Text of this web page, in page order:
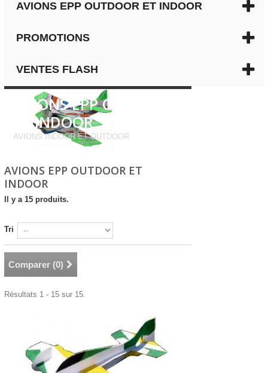
AVIONS EPP OUTDOOR ET INDOOR
PROMOTIONS
VENTES FLASH
AVIONS EPP OUTDOOR
ET INDOOR
AVIONS INDOOR ET OUTDOOR
AVIONS EPP OUTDOOR ET
INDOOR
Il y a 15 produits.
Tri
Comparer (0)
Résultats 1 - 15 sur 15.